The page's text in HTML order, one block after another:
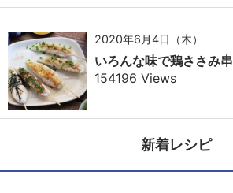
2020年6月4日（木）
いろんな味で鶏ささみ串
154196 Views
新着レシピ